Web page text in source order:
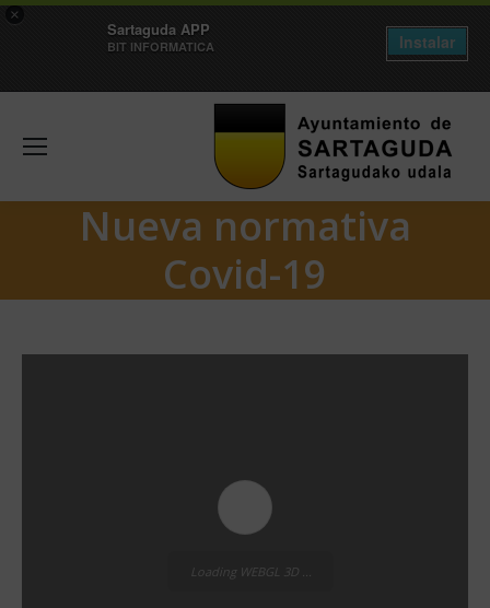
×
Sartaguda APP
BIT INFORMATICA Instalar
Nueva normativa
Covid-19
Loading WEBGL 3D ...